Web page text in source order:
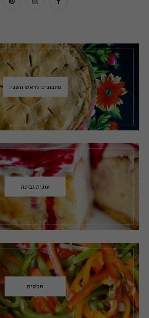
מתכונים לראש השנה
עוגות גבינה
סלטים